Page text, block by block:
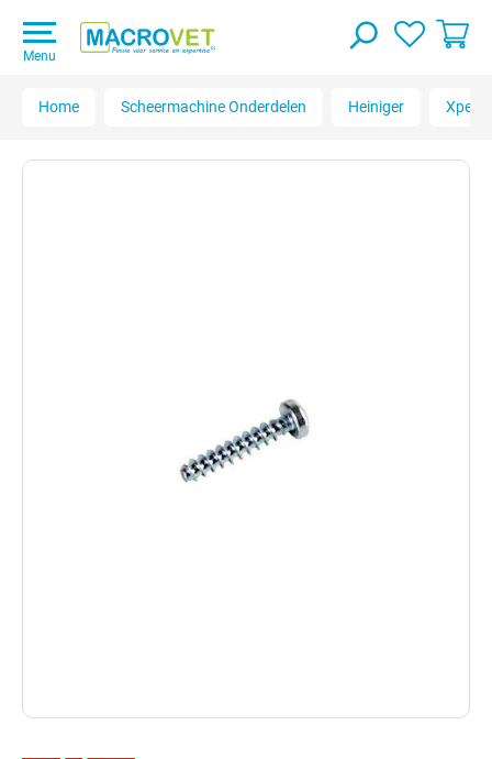
Menu
Home Scheermachine Onderdelen Heiniger